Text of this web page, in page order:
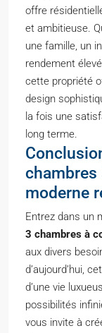
offre
et ambitieuse.
une famille, un
rendement
cette propriété
design
la fois une
long terme.
chambres
moderne
Entrez dans un
3 chambres à
aux divers
d’aujourd’hui,
d’une vie
possibilités
vous invite à